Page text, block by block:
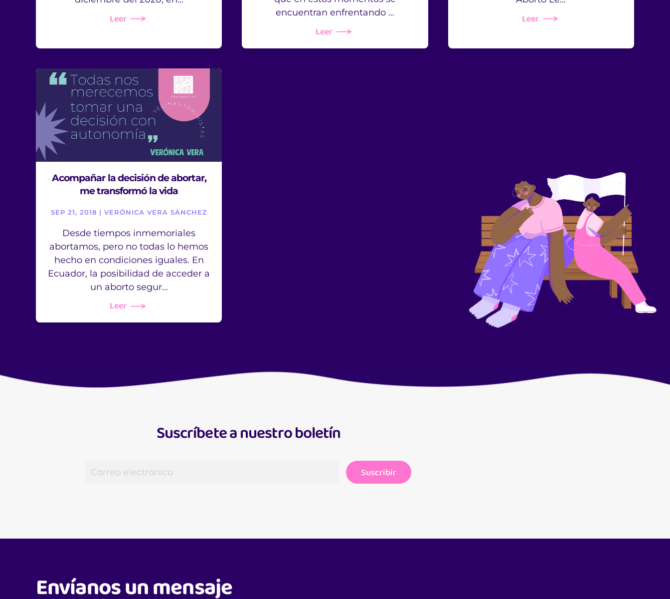
Leer
encuentran enfrentando …
Leer
Leer
Acompañar la decisión de abortar,
me transformó la vida
SEP 21, 2018 | VERÓNICA VERA SÁNCHEZ
Desde tiempos inmemoriales
abortamos, pero no todas lo hemos
hecho en condiciones iguales. En
Ecuador, la posibilidad de acceder a
un aborto segur…
Leer
Suscríbete a nuestro boletín
Suscribir
Envíanos un mensaje